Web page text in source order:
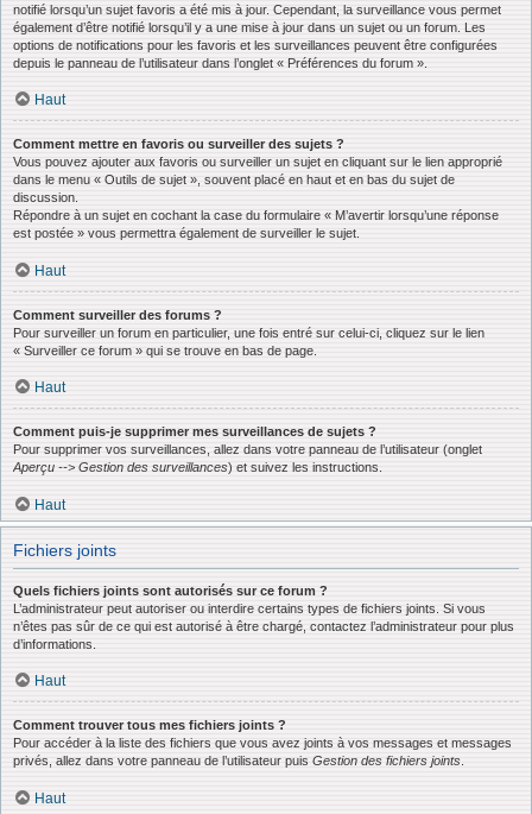
notifié lorsqu’un sujet favoris a été mis à jour. Cependant, la surveillance vous permet
également d’être notifié lorsqu’il y a une mise à jour dans un sujet ou un forum. Les
options de notifications pour les favoris et les surveillances peuvent être configurées
depuis le panneau de l’utilisateur dans l’onglet « Préférences du forum ».
Haut
Comment mettre en favoris ou surveiller des sujets ?
Vous pouvez ajouter aux favoris ou surveiller un sujet en cliquant sur le lien approprié
dans le menu « Outils de sujet », souvent placé en haut et en bas du sujet de
discussion.
Répondre à un sujet en cochant la case du formulaire « M’avertir lorsqu’une réponse
est postée » vous permettra également de surveiller le sujet.
Haut
Comment surveiller des forums ?
Pour surveiller un forum en particulier, une fois entré sur celui-ci, cliquez sur le lien
« Surveiller ce forum » qui se trouve en bas de page.
Haut
Comment puis-je supprimer mes surveillances de sujets ?
Pour supprimer vos surveillances, allez dans votre panneau de l’utilisateur (onglet
Aperçu --> Gestion des surveillances) et suivez les instructions.
Haut
Fichiers joints
Quels fichiers joints sont autorisés sur ce forum ?
L’administrateur peut autoriser ou interdire certains types de fichiers joints. Si vous
n’êtes pas sûr de ce qui est autorisé à être chargé, contactez l’administrateur pour plus
d’informations.
Haut
Comment trouver tous mes fichiers joints ?
Pour accéder à la liste des fichiers que vous avez joints à vos messages et messages
privés, allez dans votre panneau de l’utilisateur puis Gestion des fichiers joints
Haut